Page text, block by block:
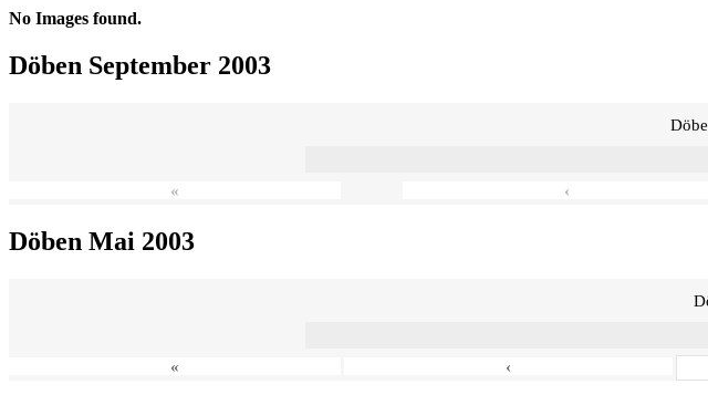
No Images found.
Döben September 2003
« ‹
Döben Mai 2003
« ‹